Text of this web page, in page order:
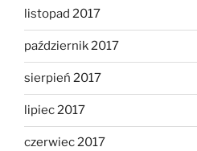
listopad 2017
październik 2017
sierpień 2017
lipiec 2017
czerwiec 2017